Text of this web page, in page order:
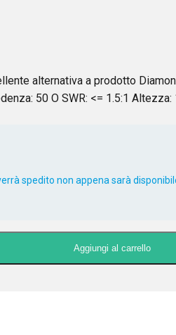
alternativa a prodotto
50 O SWR: <= 1.5:1 Altezza:
spedito non appena sarà
Aggiungi al carrello